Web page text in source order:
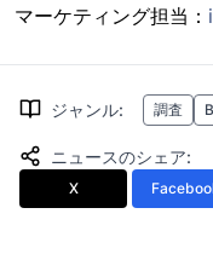
マーケティング担当：
ジャンル: 調査
ニュースのシェア:
X